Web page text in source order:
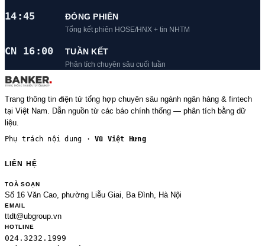
14:45 ĐÓNG PHIÊN
Tổng kết phiên HOSE/HNX + tin NHTM
CN 16:00 TUẦN KẾT
Phân tích chuyên sâu cuối tuần
Trang thông tin điện tử tổng hợp chuyên sâu ngành ngân hàng & fintech
tại Việt Nam. Dẫn nguồn từ các báo chính thống — phân tích bằng dữ
liệu.
Phụ trách nội dung ·Vũ Việt Hưng
LIÊN HỆ
TOÀ SOẠN
Số 16 Văn Cao, phường Liễu Giai, Ba Đình, Hà Nội
EMAIL
ttdt@ubgroup.vn
HOTLINE
024.3232.1999